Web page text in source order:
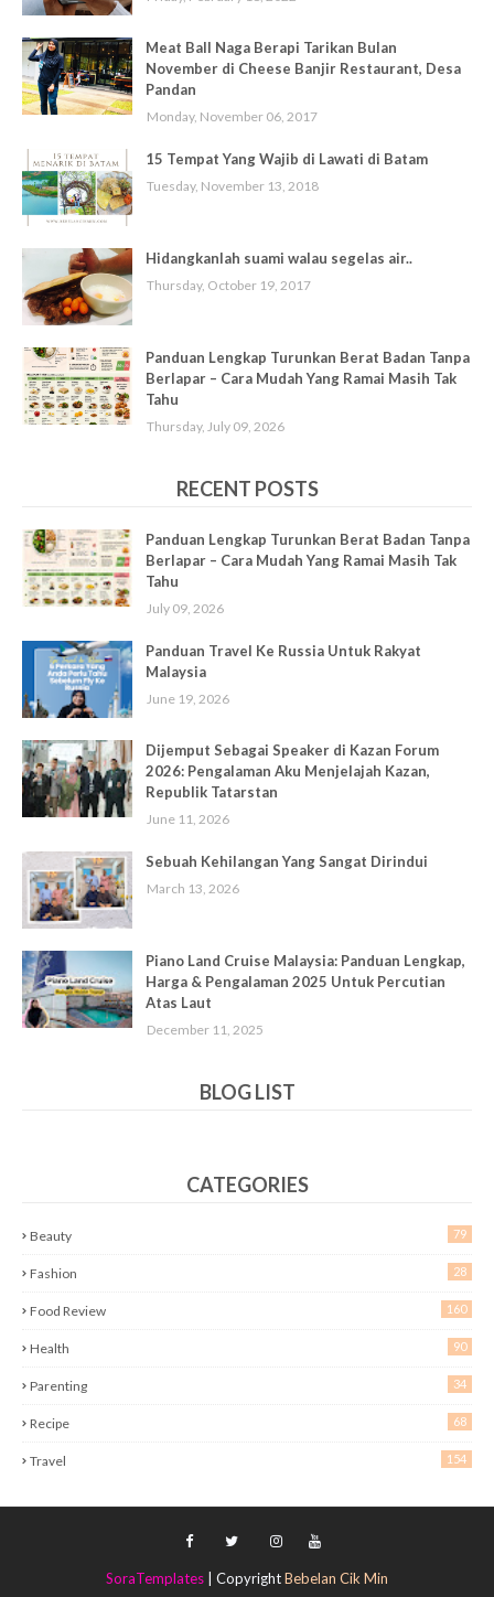
Meat Ball Naga Berapi Tarikan Bulan
November di Cheese Banjir Restaurant, Desa
Pandan
Monday, November 06, 2017
15 Tempat Yang Wajib di Lawati di Batam
Tuesday, November 13, 2018
Hidangkanlah suami walau segelas air..
Thursday, October 19, 2017
Panduan Lengkap Turunkan Berat Badan Tanpa
Berlapar – Cara Mudah Yang Ramai Masih Tak
Tahu
Thursday, July 09, 2026
RECENT POSTS
Panduan Lengkap Turunkan Berat Badan Tanpa
Berlapar – Cara Mudah Yang Ramai Masih Tak
Tahu
July 09, 2026
Panduan Travel Ke Russia Untuk Rakyat
Malaysia
June 19, 2026
Dijemput Sebagai Speaker di Kazan Forum
2026: Pengalaman Aku Menjelajah Kazan,
Republik Tatarstan
June 11, 2026
Sebuah Kehilangan Yang Sangat Dirindui
March 13, 2026
Piano Land Cruise Malaysia: Panduan Lengkap,
Harga & Pengalaman 2025 Untuk Percutian
Atas Laut
December 11, 2025
BLOG LIST
CATEGORIES
Beauty 79
Fashion 28
Food Review 160
Health 90
Parenting 34
Recipe 68
Travel 154
SoraTemplates | CopyrightBebelan Cik Min